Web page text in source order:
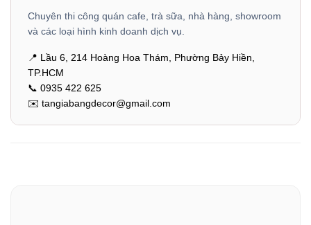
Chuyên thi công quán cafe, trà sữa, nhà hàng, showroom
và các loại hình kinh doanh dịch vụ.
📍 Lầu 6, 214 Hoàng Hoa Thám, Phường Bảy Hiền,
TP.HCM
📞 0935 422 625
✉️ tangiabangdecor@gmail.com